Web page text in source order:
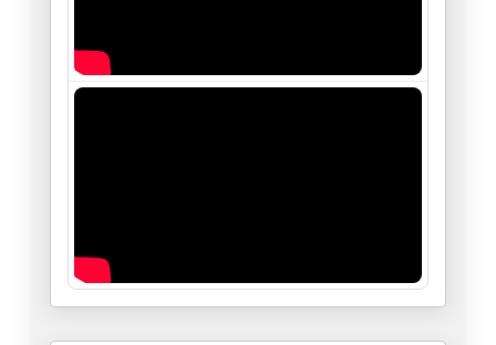
الى سي نجيب الشابي
01/12/2025